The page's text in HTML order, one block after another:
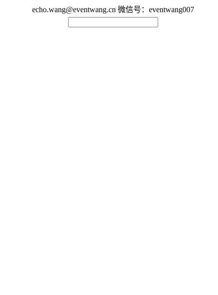
echo.wang@eventwang.cn 微信号：eventwang007